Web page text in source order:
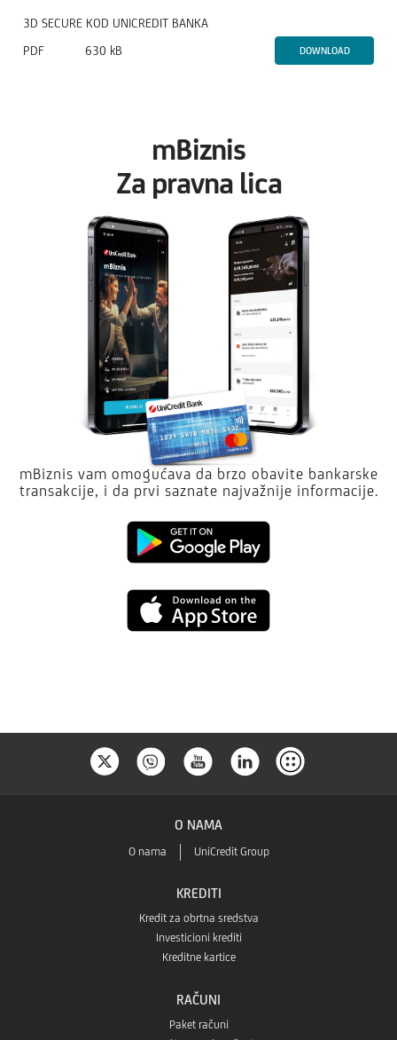
3D SECURE KOD UNICREDIT BANKA
PDF
630 kB DOWNLOAD
mBiznis
Za pravna lica
mBiznis vam omogućava da brzo obavite bankarske
transakcije, i da prvi saznate najvažnije informacije.
Google
App
O NAMA
O nama UniCredit Group
KREDITI
Kredit za obrtna sredstva
Investicioni krediti
Kreditne kartice
RAČUNI
Paket računi